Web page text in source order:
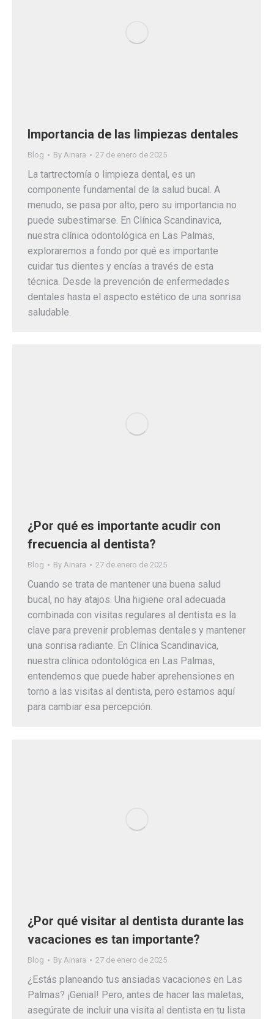
Importancia de las limpiezas dentales
Blog By Ainara 27 de enero de 2025
La tartrectomía o limpieza dental, es un
componente fundamental de la salud bucal. A
menudo, se pasa por alto, pero su importancia no
puede subestimarse. En Clínica Scandinavica,
nuestra clínica odontológica en Las Palmas,
exploraremos a fondo por qué es importante
cuidar tus dientes y encías a través de esta
técnica. Desde la prevención de enfermedades
dentales hasta el aspecto estético de una sonrisa
saludable.
¿Por qué es importante acudir con
frecuencia al dentista?
Blog By Ainara 27 de enero de 2025
Cuando se trata de mantener una buena salud
bucal, no hay atajos. Una higiene oral adecuada
combinada con visitas regulares al dentista es la
clave para prevenir problemas dentales y mantener
una sonrisa radiante. En Clínica Scandinavica,
nuestra clínica odontológica en Las Palmas,
entendemos que puede haber aprehensiones en
torno a las visitas al dentista, pero estamos aquí
para cambiar esa percepción.
¿Por qué visitar al dentista durante las
vacaciones es tan importante?
Blog By Ainara 27 de enero de 2025
¿Estás planeando tus ansiadas vacaciones en Las
Palmas? ¡Genial! Pero, antes de hacer las maletas,
asegúrate de incluir una visita al dentista en tu lista